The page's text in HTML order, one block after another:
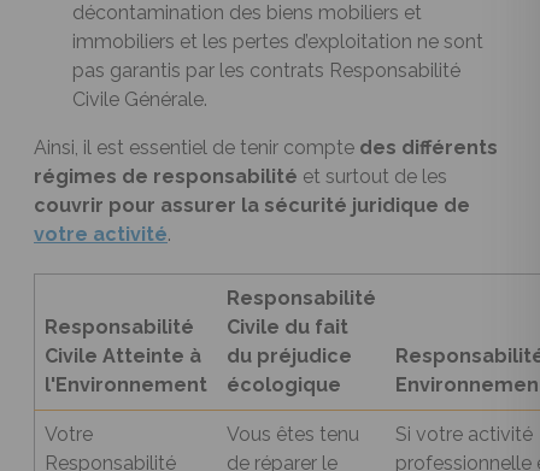
décontamination des biens mobiliers et
immobiliers et les pertes d’exploitation ne sont
pas garantis par les contrats Responsabilité
Civile Générale.
Ainsi, il est essentiel de tenir compte des différents
régimes de responsabilité et surtout de les
couvrir pour assurer la sécurité juridique de
votre activité.
Responsabilité
Civile Atteinte à
l'Environnement
Responsabilité
Civile du fait
du préjudice
écologique
Votre
Responsabilité
Vous êtes tenu
de réparer le
Si votre activité
professionnelle